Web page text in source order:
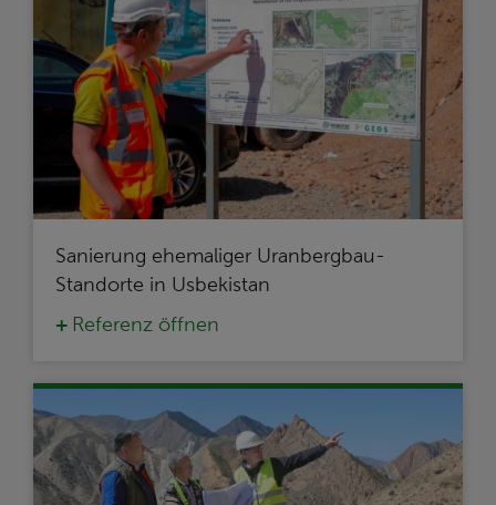
Sanierung ehemaliger Uranbergbau-
Standorte in Usbekistan
Referenz öffnen